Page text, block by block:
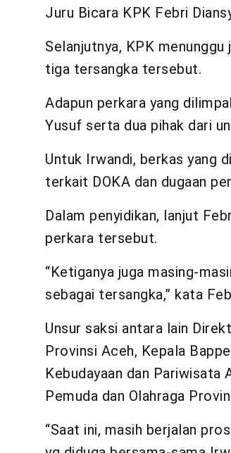
Juru Bicara KPK Febri
Selanjutnya, KPK
tiga tersangka tersebut.
Adapun perkara yang
Yusuf serta dua pihak dari
Untuk Irwandi, berkas yang
terkait DOKA dan dugaan
Dalam penyidikan, lanjut
perkara tersebut.
“Ketiganya juga masing-
sebagai tersangka,” kata
Unsur saksi antara lain
Provinsi Aceh, Kepala
Kebudayaan dan Pariwisata
Pemuda dan Olahraga
“Saat ini, masih berjalan